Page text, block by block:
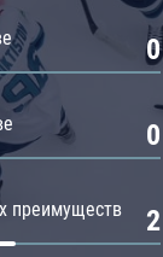
0
0
преимуществ 2